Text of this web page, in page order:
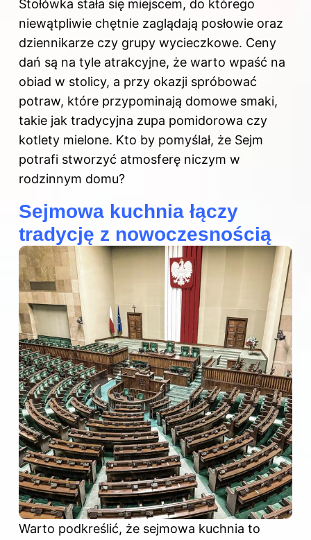
Stołówka stała się miejscem, do którego
niewątpliwie chętnie zaglądają posłowie oraz
dziennikarze czy grupy wycieczkowe. Ceny
dań są na tyle atrakcyjne, że warto wpaść na
obiad w stolicy, a przy okazji spróbować
potraw, które przypominają domowe smaki,
takie jak tradycyjna zupa pomidorowa czy
kotlety mielone. Kto by pomyślał, że Sejm
potrafi stworzyć atmosferę niczym w
rodzinnym domu?
Sejmowa kuchnia łączy
tradycję z nowoczesnością
Warto podkreślić, że sejmowa kuchnia to